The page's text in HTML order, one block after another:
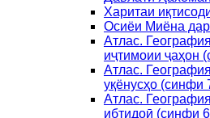
Харитаи
Осиёи Миёна дар
Атлас.
иҷтимоии ҷаҳон
Атлас.
уқёнусҳо (синфи
Атлас.
ибтидоӣ (синфи